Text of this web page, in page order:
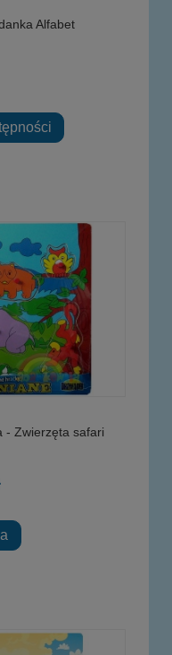
Alfabet
- Zwierzęta safari